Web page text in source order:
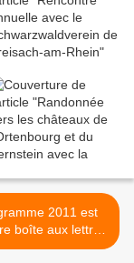
2011 est
boîte aux lettres
(1/2) >